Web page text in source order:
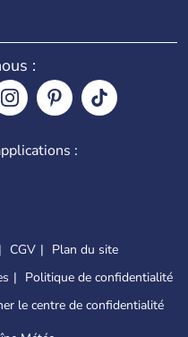
:
:
CGV
Plan du site
Politique de confidentialité
le centre de confidentialité